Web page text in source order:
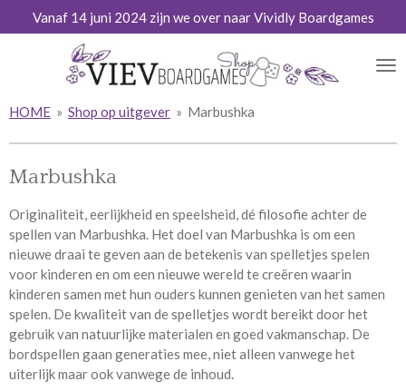
direct
Vanaf 14 juni 2024 zijn we over naar Vividly Boardgames
HOME » Shop op uitgever » Marbushka
Marbushka
Originaliteit, eerlijkheid en speelsheid, dé filosofie achter de
spellen van Marbushka. Het doel van Marbushka is om een
nieuwe draai te geven aan de betekenis van spelletjes spelen
voor kinderen en om een nieuwe wereld te creëren waarin
kinderen samen met hun ouders kunnen genieten van het samen
spelen. De kwaliteit van de spelletjes wordt bereikt door het
gebruik van natuurlijke materialen en goed vakmanschap. De
bordspellen gaan generaties mee, niet alleen vanwege het
uiterlijk maar ook vanwege de inhoud.